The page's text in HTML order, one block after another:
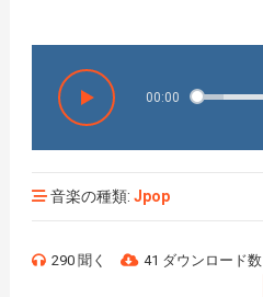
00:00
音楽の種類: Jpop
290 聞く 41 ダウンロード数